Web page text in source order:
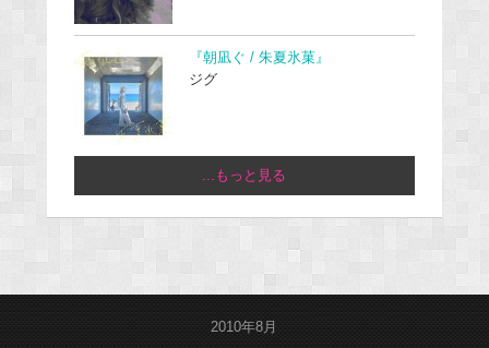
『朝凪ぐ / 朱夏氷菓』
ジグ
...もっと見る
2010年8月